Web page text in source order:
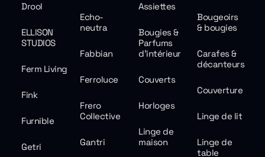
Drool
Echo-
neutra
ELLISON
STUDIOS
Fabbian
Ferm Living
Ferroluce
Fink
Frero
Collective
Furnible
Gantri
Getri
Assiettes
Bougeoirs
& bougies
Bougies &
Parfums
d'intérieur
Carafes &
décanteurs
Couverts
Couverture
Horloges
Linge de lit
Linge de
maison
Linge de
table